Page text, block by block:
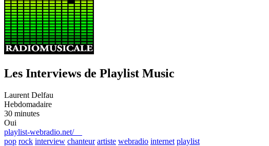
Les Interviews de Playlist Music
Laurent Delfau
Hebdomadaire
30 minutes
Oui
playlist-webradio.net/
pop rock interview chanteur artiste webradio internet playlist